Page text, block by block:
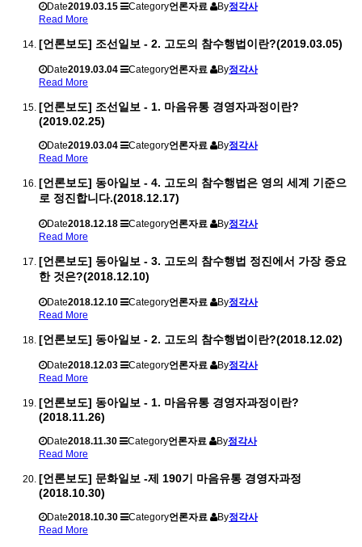
Date2019.03.15 Category언론자료 By정각사
Read More
[언론보도] 조선일보 - 2. 고도의 참수행법이란?(2019.03.05)
Date2019.03.04 Category언론자료 By정각사
Read More
[언론보도] 조선일보 - 1. 마음유통 경영자과정이란?
(2019.02.25)
Date2019.03.04 Category언론자료 By정각사
Read More
[언론보도] 동아일보 - 4. 고도의 참수행법은 영의 세계 기준으
로 정진합니다.(2018.12.17)
Date2018.12.18 Category언론자료 By정각사
Read More
[언론보도] 동아일보 - 3. 고도의 참수행법 정진에서 가장 중요
한 것은?(2018.12.10)
Date2018.12.10 Category언론자료 By정각사
Read More
[언론보도] 동아일보 - 2. 고도의 참수행법이란?(2018.12.02)
Date2018.12.03 Category언론자료 By정각사
Read More
[언론보도] 동아일보 - 1. 마음유통 경영자과정이란?
(2018.11.26)
Date2018.11.30 Category언론자료 By정각사
Read More
[언론보도] 문화일보 -제 190기 마음유통 경영자과정
(2018.10.30)
Date2018.10.30 Category언론자료 By정각사
Read More